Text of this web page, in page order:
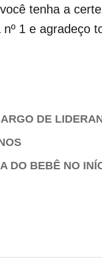
tenha a
1 e agradeço
DE
DO BEBÊ NO